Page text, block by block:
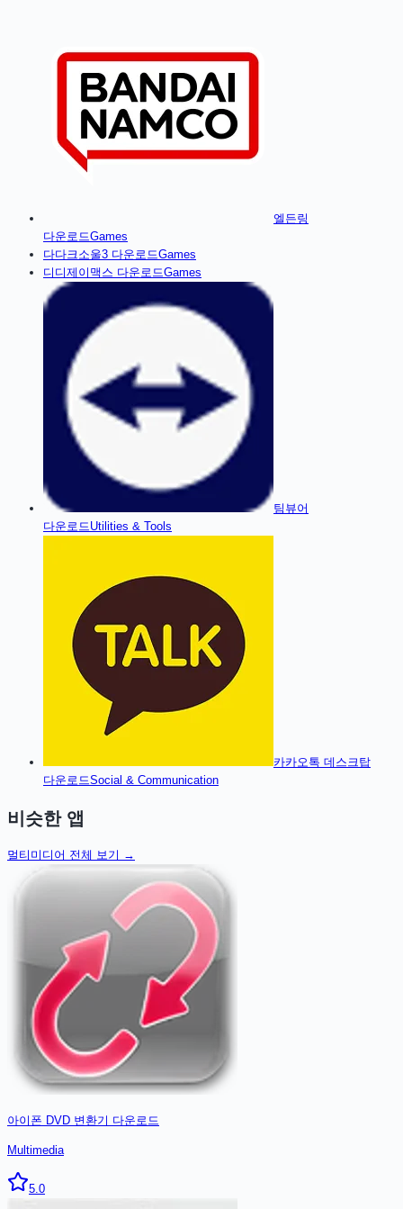
엘든링
다운로드Games
다다크소울3 다운로드Games
디 디제이맥스 다운로드Games
팀뷰어
다운로드Utilities & Tools
카카오톡 데스크탑
다운로드Social & Communication
비슷한 앱
멀티미디어 전체 보기 →
아이폰 DVD 변환기 다운로드
Multimedia
5.0